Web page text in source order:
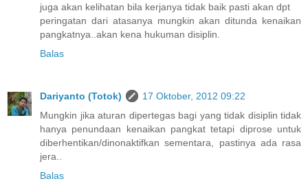
juga akan kelihatan bila kerjanya tidak baik pasti akan dpt
peringatan dari atasanya mungkin akan ditunda kenaikan
pangkatnya..akan kena hukuman disiplin.
Balas
Dariyanto (Totok)
17 Oktober, 2012 09:22
Mungkin jika aturan dipertegas bagi yang tidak disiplin tidak
hanya penundaan kenaikan pangkat tetapi diprose untuk
diberhentikan/dinonaktifkan sementara, pastinya ada rasa
jera..
Balas